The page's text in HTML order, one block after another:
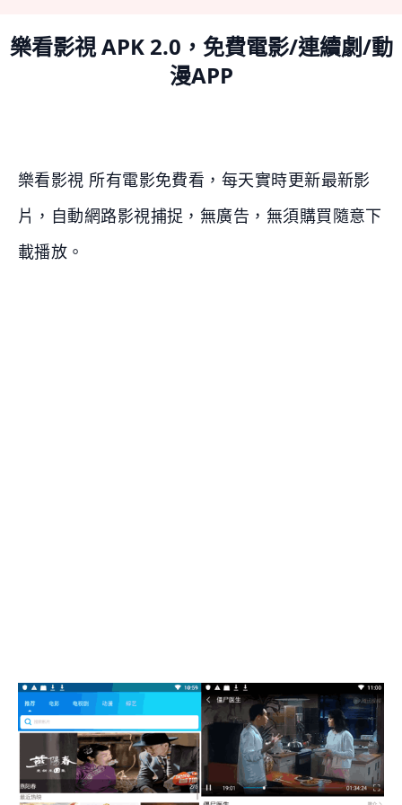
樂看影視 APK 2.0，免費電影/連續劇/動
漫APP
樂看影視 所有電影免費看，每天實時更新最新影
片，自動網路影視捕捉，無廣告，無須購買隨意下
載播放。